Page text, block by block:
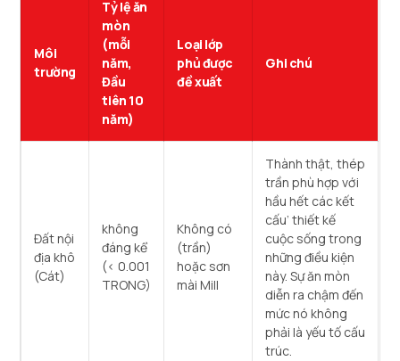
Môi
trường
Tỷ lệ ăn
mòn
(mỗi
năm,
Đầu
tiên 10
năm)
Loại lớp
phủ được
đề xuất
Ghi chú
Đất nội
địa khô
(Cát)
không
đáng kể
(< 0.001
TRONG)
Không có
(trần)
hoặc sơn
mài Mill
Thành thật, thép
trần phù hợp với
hầu hết các kết
cấu’ thiết kế
cuộc sống trong
những điều kiện
này. Sự ăn mòn
diễn ra chậm đến
mức nó không
phải là yếu tố cấu
trúc.